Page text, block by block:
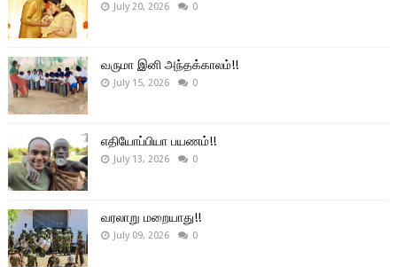
July 20, 2026 0
வருமா இனி அந்தக்காலம்!!
July 15, 2026 0
எதியோப்பியா பயணம்!!
July 13, 2026 0
வரலாறு மறையாது!!
July 09, 2026 0